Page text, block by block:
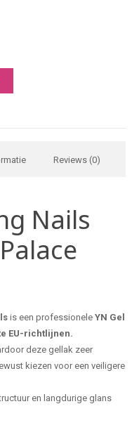
gebruik in
Reviews (0)
Nails
is een professionele YN Gel
EU-richtlijnen.
deze gellak zeer
kiezen voor een veiligere
en langdurige glans